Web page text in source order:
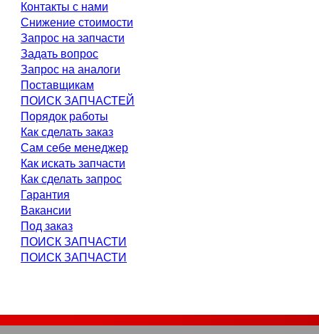
Контакты с нами
Снижение стоимости
Запрос на запчасти
Задать вопрос
Запрос на аналоги
Поставщикам
ПОИСК ЗАПЧАСТЕЙ
Порядок работы
Как сделать заказ
Сам себе менеджер
Как искать запчасти
Как сделать запрос
Гарантия
Вакансии
Под заказ
ПОИСК ЗАПЧАСТИ
ПОИСК ЗАПЧАСТИ